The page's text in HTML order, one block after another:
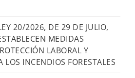
20/2026, DE 29 DE JULIO,
MEDIDAS
LABORAL Y
LOS INCENDIOS FORESTALES